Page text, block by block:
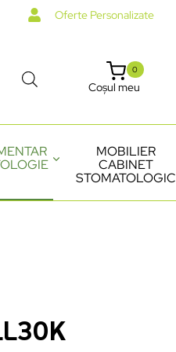
Oferte Personalizate
Coșul meu
0
MOBILIER
CABINET
STOMATOLOGIC